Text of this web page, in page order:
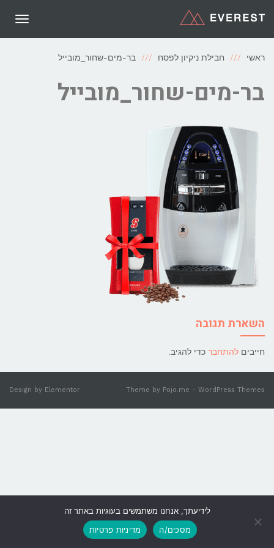
ראשי חבילת ניקיון לפסח בר-מים-שחור_מובייל
בר-מים-שחור_מובייל
השארת תגובה
חייבים להתחבר כדי להגיב.
Theme by Pojo.me - WordPress Themes
Design by Elementor
גלילה
לראש
לידיעתך, אנחנו משתמשים בעוגיות באתר זה
מסכים/ה
מדיניות פרטיות